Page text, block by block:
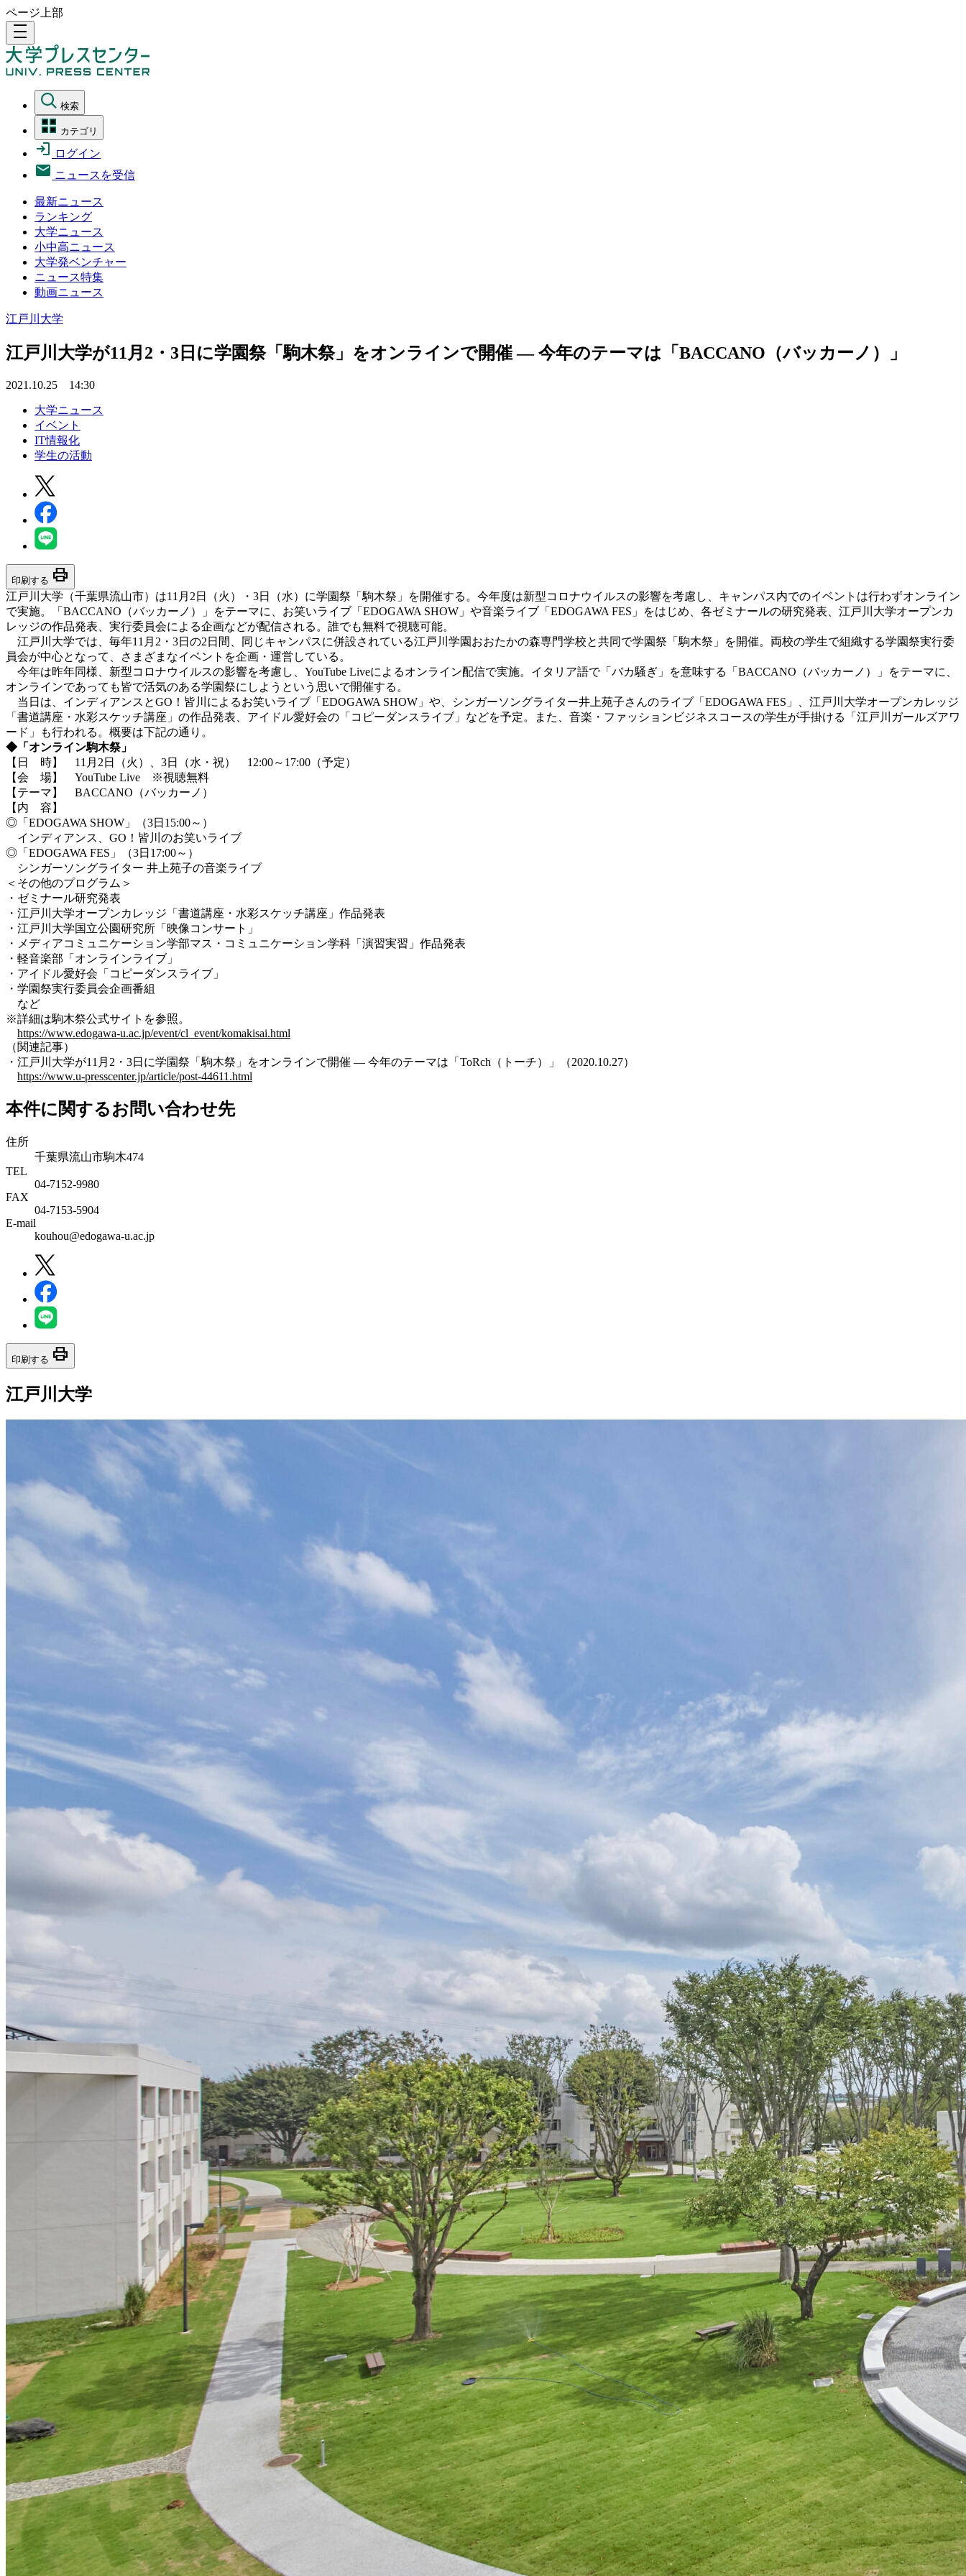
ページ上部
density_medium
検索
カテゴリ
ログイン
ニュースを受信
最新ニュース
ランキング
大学ニュース
小中高ニュース
大学発ベンチャー
ニュース特集
動画ニュース
江戸川大学
江戸川大学が11月2・3日に学園祭「駒木祭」をオンラインで開催 — 今年のテーマは「BACCANO（バッカーノ）」
2021.10.25 14:30
大学ニュース
イベント
IT情報化
学生の活動
印刷する print
江戸川大学（千葉県流山市）は11月2日（火）・3日（水）に学園祭「駒木祭」を開催する。今年度は新型コロナウイルスの影響を考慮し、キャンパス内でのイベントは行わずオンライン
で実施。「BACCANO（バッカーノ）」をテーマに、お笑いライブ「EDOGAWA SHOW」や音楽ライブ「EDOGAWA FES」をはじめ、各ゼミナールの研究発表、江戸川大学オープンカ
レッジの作品発表、実行委員会による企画などが配信される。誰でも無料で視聴可能。
江戸川大学では、毎年11月2・3日の2日間、同じキャンパスに併設されている江戸川学園おおたかの森専門学校と共同で学園祭「駒木祭」を開催。両校の学生で組織する学園祭実行委
員会が中心となって、さまざまなイベントを企画・運営している。
今年は昨年同様、新型コロナウイルスの影響を考慮し、YouTube Liveによるオンライン配信で実施。イタリア語で「バカ騒ぎ」を意味する「BACCANO（バッカーノ）」をテーマに、
オンラインであっても皆で活気のある学園祭にしようという思いで開催する。
当日は、インディアンスとGO！皆川によるお笑いライブ「EDOGAWA SHOW」や、シンガーソングライター井上苑子さんのライブ「EDOGAWA FES」、江戸川大学オープンカレッジ
「書道講座・水彩スケッチ講座」の作品発表、アイドル愛好会の「コピーダンスライブ」などを予定。また、音楽・ファッションビジネスコースの学生が手掛ける「江戸川ガールズアワ
ード」も行われる。概要は下記の通り。
◆「オンライン駒木祭」
【日 時】 11月2日（火）、3日（水・祝） 12:00～17:00（予定）
【会 場】 YouTube Live ※視聴無料
【テーマ】 BACCANO（バッカーノ）
【内 容】
◎「EDOGAWA SHOW」（3日15:00～）
インディアンス、GO！皆川のお笑いライブ
◎「EDOGAWA FES」（3日17:00～）
シンガーソングライター 井上苑子の音楽ライブ
＜その他のプログラム＞
・ゼミナール研究発表
・江戸川大学オープンカレッジ「書道講座・水彩スケッチ講座」作品発表
・江戸川大学国立公園研究所「映像コンサート」
・メディアコミュニケーション学部マス・コミュニケーション学科「演習実習」作品発表
・軽音楽部「オンラインライブ」
・アイドル愛好会「コピーダンスライブ」
・学園祭実行委員会企画番組
など
※詳細は駒木祭公式サイトを参照。
https://www.edogawa-u.ac.jp/event/cl_event/komakisai.html
（関連記事）
・江戸川大学が11月2・3日に学園祭「駒木祭」をオンラインで開催 — 今年のテーマは「ToRch（トーチ）」（2020.10.27）
https://www.u-presscenter.jp/article/post-44611.html
本件に関するお問い合わせ先
住所
千葉県流山市駒木474
TEL
04-7152-9980
FAX
04-7153-5904
E-mail
kouhou@edogawa-u.ac.jp
印刷する print
江戸川大学